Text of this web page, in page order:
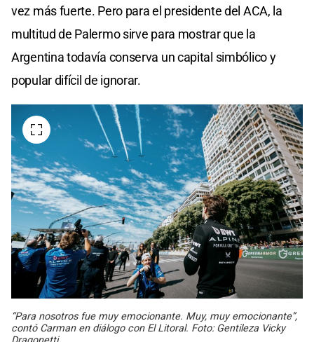
vez más fuerte. Pero para el presidente del ACA, la
multitud de Palermo sirve para mostrar que la
Argentina todavía conserva un capital simbólico y
popular difícil de ignorar.
“Para nosotros fue muy emocionante. Muy, muy emocionante”,
contó Carman en diálogo con El Litoral. Foto: Gentileza Vicky